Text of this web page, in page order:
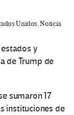
Unidos,Noticia
y
de Trump de
sumaron 17
instituciones de